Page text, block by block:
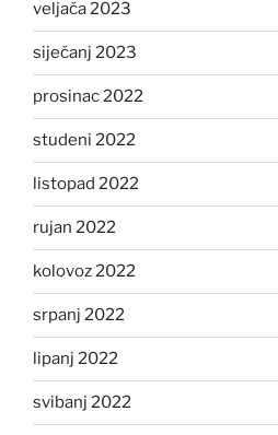
veljača 2023
siječanj 2023
prosinac 2022
studeni 2022
listopad 2022
rujan 2022
kolovoz 2022
srpanj 2022
lipanj 2022
svibanj 2022